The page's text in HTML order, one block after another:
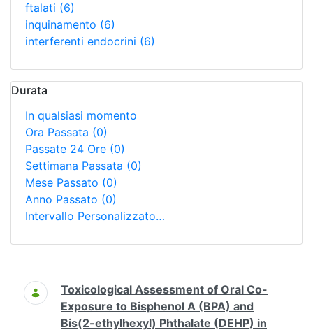
ftalati (6)
inquinamento (6)
interferenti endocrini (6)
Durata
In qualsiasi momento
Ora Passata (0)
Passate 24 Ore (0)
Settimana Passata (0)
Mese Passato (0)
Anno Passato (0)
Intervallo Personalizzato…
Ricerca
Toxicological Assessment of Oral Co-
Exposure to Bisphenol A (BPA) and
Bis(2-ethylhexyl) Phthalate (DEHP) in